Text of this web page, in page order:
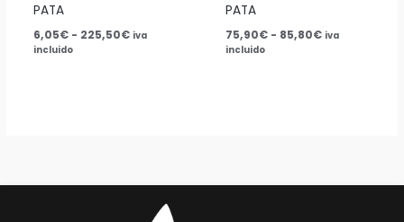
PATA
6,05€ - 225,50€ iva
incluido
PATA
75,90€ - 85,80€ iva
incluido